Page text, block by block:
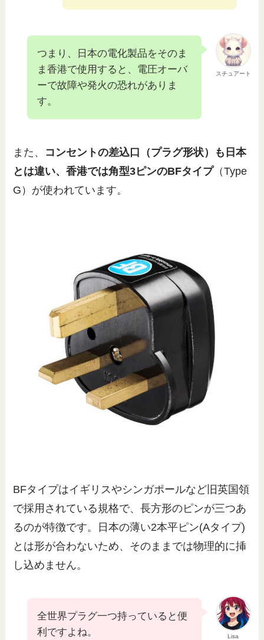
スチュアート
つまり、日本の電化製品をそのま
ま香港で使用すると、電圧オーバ
ーで故障や発火の恐れがありま
す。
また、 コンセントの差込口（プラグ形状）も日本
とは違い、香港では角型3ピンのBFタイプ（Type
G）が使われています。
BFタイプはイギリスやシンガポールなど旧英国領
で採用されている規格で、長方形のピンが三つあ
るのが特徴です。日本の薄い2本平ピン(Aタイプ)
とは形が合わないため、そのままでは物理的に挿
し込めません。
Lisa
全世界プラグ一つ持っていると便
利ですよね。